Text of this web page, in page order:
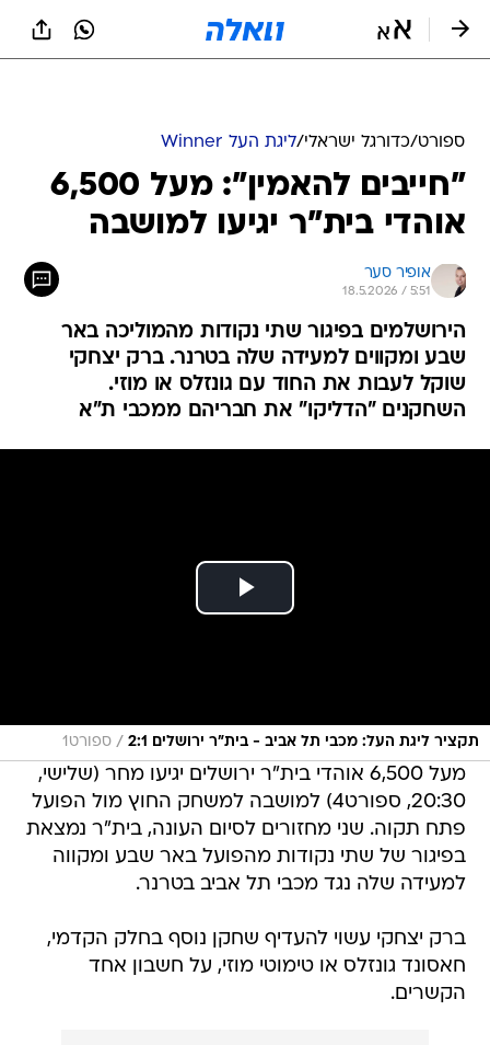
ספורט/כדורגל ישראלי/ליגת העל Winner
"חייבים להאמין": מעל 6,500
אוהדי בית"ר יגיעו למושבה
אופיר סער
18.5.2026 / 5:51
הירושלמים בפיגור שתי נקודות מהמוליכה באר
שבע ומקווים למעידה שלה בטרנר. ברק יצחקי
שוקל לעבות את החוד עם גונזלס או מוזי.
השחקנים "הדליקו" את חבריהם ממכבי ת"א
תקציר ליגת העל: מכבי תל אביב - בית"ר ירושלים 2:1 / ספורט1
מעל 6,500 אוהדי בית"ר ירושלים יגיעו מחר (שלישי,
20:30, ספורט4) למושבה למשחק החוץ מול הפועל
פתח תקוה. שני מחזורים לסיום העונה, בית"ר נמצאת
בפיגור של שתי נקודות מהפועל באר שבע ומקווה
למעידה שלה נגד מכבי תל אביב בטרנר.
ברק יצחקי עשוי להעדיף שחקן נוסף בחלק הקדמי,
חאסונד גונזלס או טימוטי מוזי, על חשבון אחד
הקשרים.